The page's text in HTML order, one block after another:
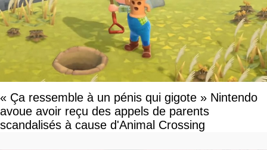
« Ça ressemble à un pénis qui gigote » Nintendo
avoue avoir reçu des appels de parents
scandalisés à cause d'Animal Crossing